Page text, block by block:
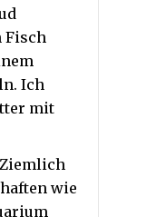
Fisch
Ich
mit
wie